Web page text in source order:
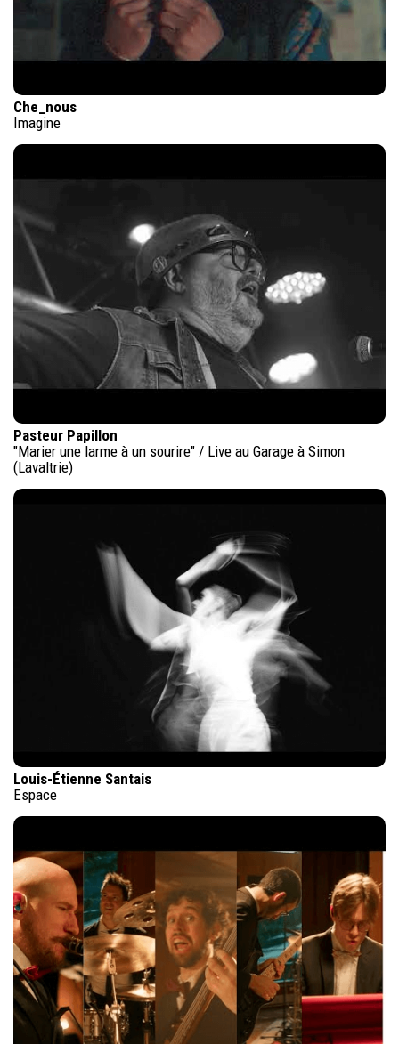
Che_nous
Imagine
Pasteur Papillon
"Marier une larme à un sourire" / Live au Garage à Simon
(Lavaltrie)
Louis-Étienne Santais
Espace